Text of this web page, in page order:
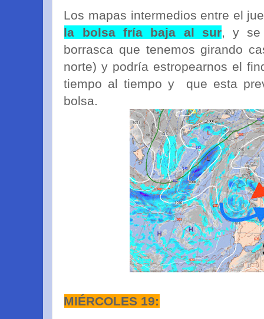
Los mapas intermedios entre el
la bolsa fría baja al sur, y se
borrasca que tenemos girando
norte) y podría estropearnos el
tiempo al tiempo y que esta
bolsa.
MIÉRCOLES 19: